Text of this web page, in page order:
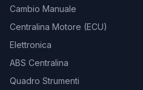
Cambio Manuale
Centralina Motore (ECU)
Elettronica
ABS Centralina
Quadro Strumenti